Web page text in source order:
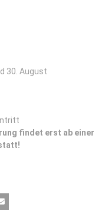
30. August
findet erst ab einer